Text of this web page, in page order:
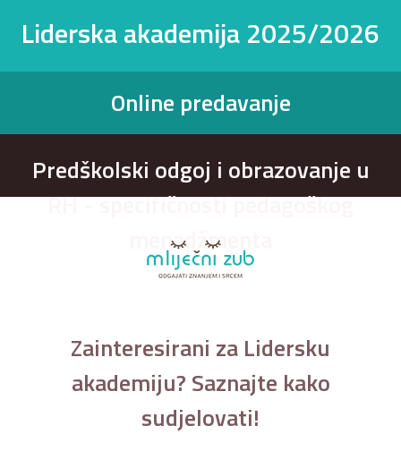
Liderska akademija 2025/2026
Online predavanje
Predškolski odgoj i obrazovanje u
RH - specifičnosti pedagoškog
menadžmenta
Zainteresirani za Lidersku
akademiju? Saznajte kako
sudjelovati!